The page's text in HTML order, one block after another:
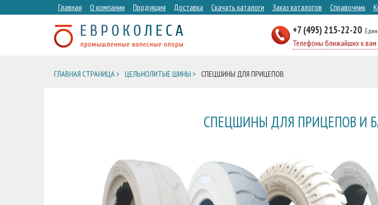
Главная О компании Продукция Доставка Скачать каталоги Заказ каталогов Справочник
+7 (495) 215-22-20
Телефоны ближайших к
ГЛАВНАЯ СТРАНИЦА > ЦЕЛЬНОЛИТЫЕ ШИНЫ > СПЕЦШИНЫ ДЛЯ ПРИЦЕПОВ
СПЕЦШИНЫ ДЛЯ ПРИЦЕПОВ И